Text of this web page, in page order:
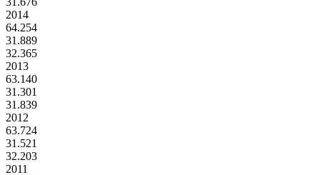
2014
64.254
31.889
32.365
2013
63.140
31.301
31.839
2012
63.724
31.521
32.203
2011